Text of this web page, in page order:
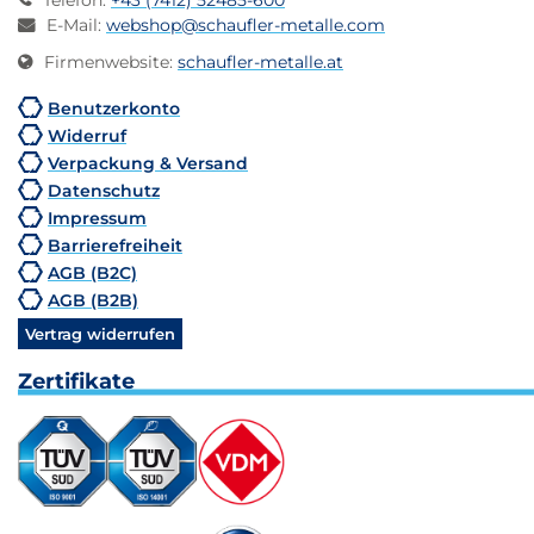
E-Mail: webshop@schaufler-metalle.com
Firmenwebsite: schaufler-metalle.at
Benutzerkonto
Widerruf
Verpackung & Versand
Datenschutz
Impressum
Barrierefreiheit
AGB (B2C)
AGB (B2B)
Vertrag widerrufen
Zertifikate